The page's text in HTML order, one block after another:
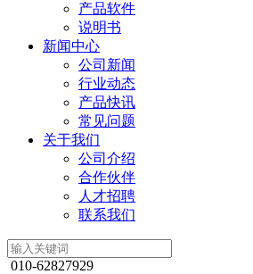
产品软件
说明书
新闻中心
公司新闻
行业动态
产品快讯
常见问题
关于我们
公司介绍
合作伙伴
人才招聘
联系我们
010-62827929